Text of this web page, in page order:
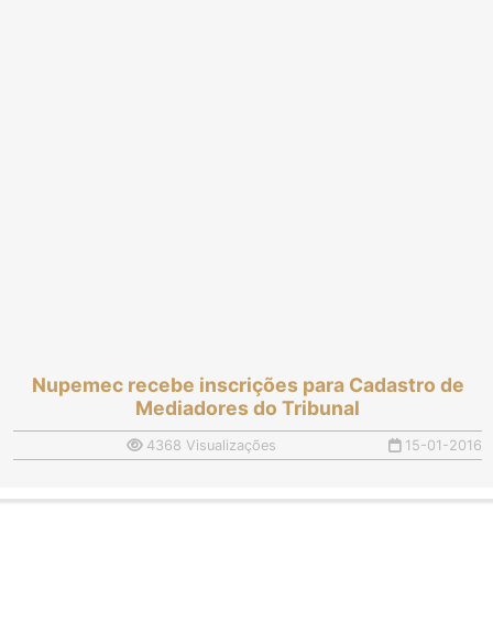
Nupemec recebe inscrições para Cadastro de
Mediadores do Tribunal
4368 Visualizações 15-01-2016